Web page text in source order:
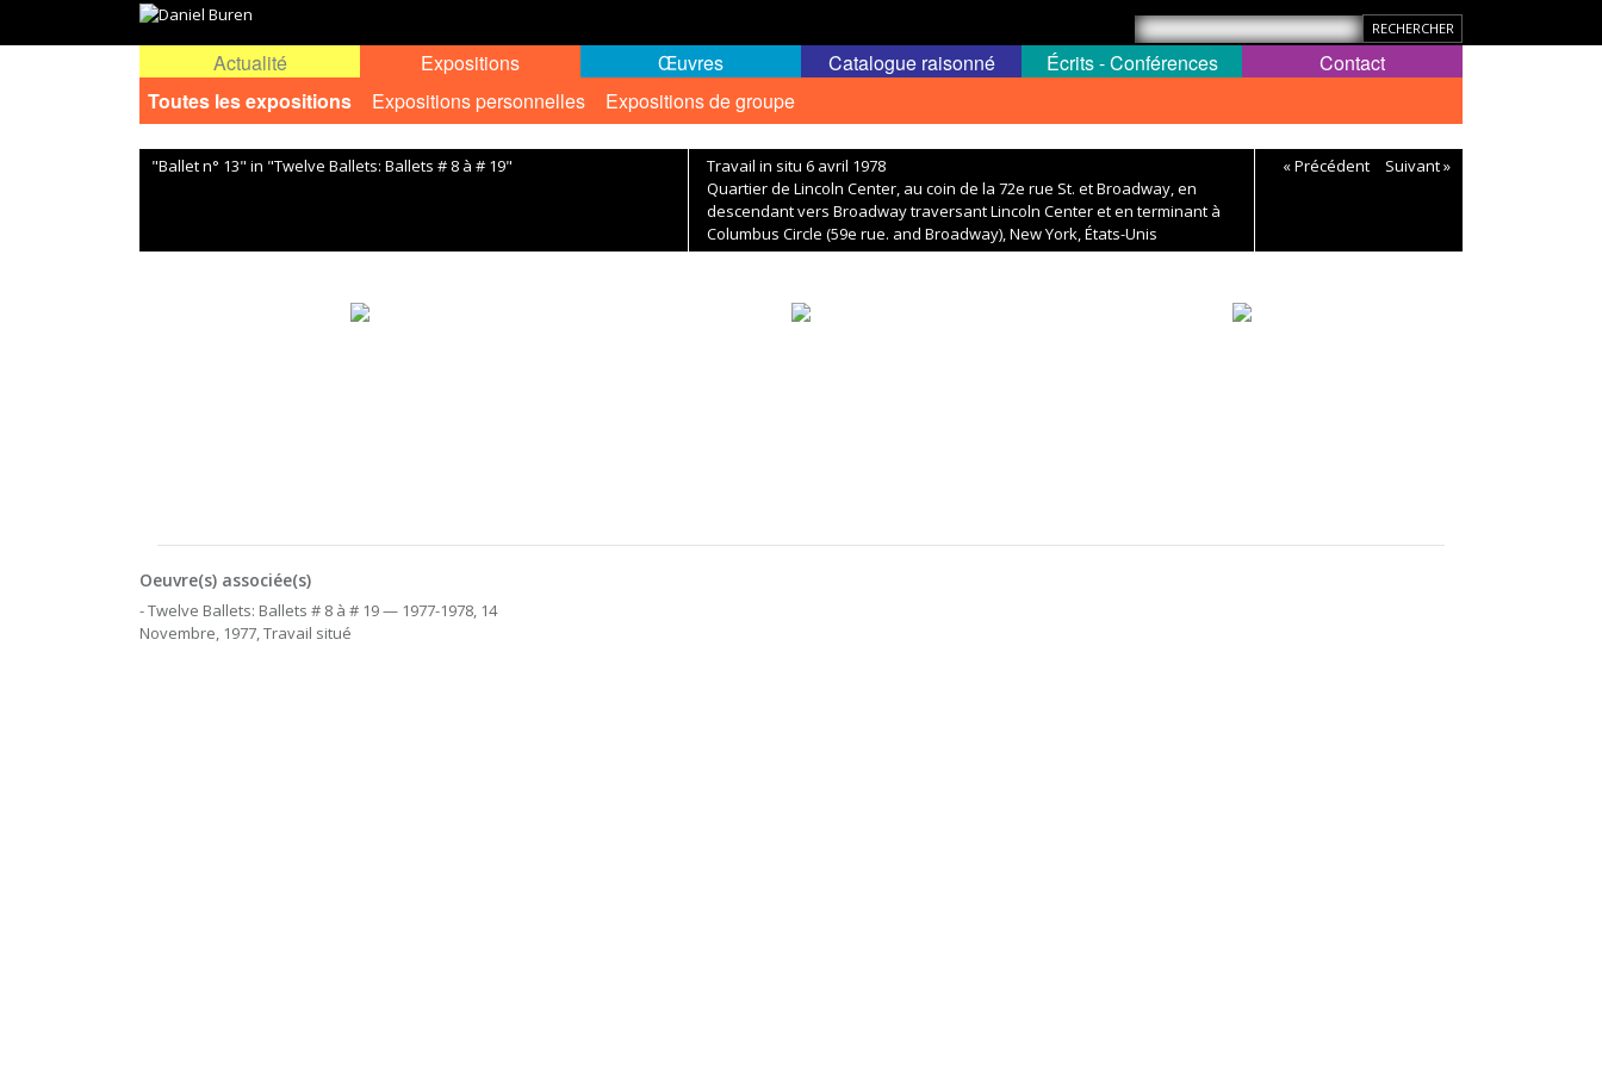
Actualité
Expositions
Toutes les expositions
Expositions personnelles Expositions de groupe
Œuvres Catalogue raisonné Écrits - Conférences Contact
"Ballet n° 13" in "Twelve Ballets: Ballets # 8 à # 19"
Travail in situ 6 avril 1978
Quartier de Lincoln Center, au coin de la 72e rue St. et Broadway, en
descendant vers Broadway traversant Lincoln Center et en terminant à
Columbus Circle (59e rue. and Broadway), New York, États-Unis
« Précédent Suivant »
Oeuvre(s) associée(s)
- Twelve Ballets: Ballets # 8 à # 19 — 1977-1978, 14
Novembre, 1977, Travail situé